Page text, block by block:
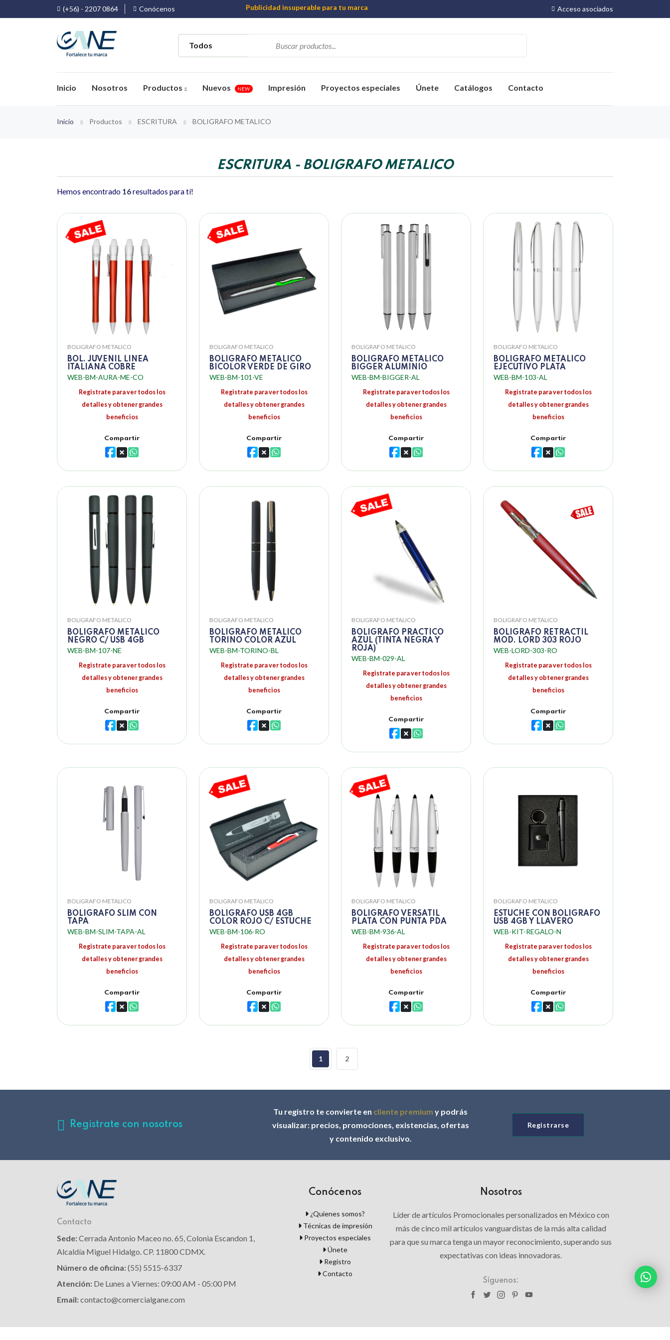
(+56) - 2207 0864 Conócenos
Publicidad insuperable para tu marca
Más de 1000 Artículos promocionales
Acceso asociados
Inicio Nosotros Productos Nuevos NEW Impresión Proyectos especiales Únete Catálogos Contacto
Inicio Productos ESCRITURA BOLIGRAFO METALICO
ESCRITURA - BOLIGRAFO METALICO
Hemos encontrado 16resultados para tí!
BOLIGRAFO METALICO
BOL. JUVENIL LINEA
ITALIANA COBRE
WEB-BM-AURA-ME-CO
Registrate para ver todos los
detalles y obtener grandes
beneficios
Compartir
BOLIGRAFO METALICO
BOLIGRAFO METALICO
BICOLOR VERDE DE GIRO
WEB-BM-101-VE
Registrate para ver todos los
detalles y obtener grandes
beneficios
Compartir
BOLIGRAFO METALICO
BOLIGRAFO METALICO
BIGGER ALUMINIO
WEB-BM-BIGGER-AL
Registrate para ver todos los
detalles y obtener grandes
beneficios
Compartir
BOLIGRAFO METALICO
BOLIGRAFO METALICO
EJECUTIVO PLATA
WEB-BM-103-AL
Registrate para ver todos los
detalles y obtener grandes
beneficios
Compartir
BOLIGRAFO METALICO
BOLIGRAFO METALICO
NEGRO C/ USB 4GB
WEB-BM-107-NE
Registrate para ver todos los
detalles y obtener grandes
beneficios
Compartir
BOLIGRAFO METALICO
BOLIGRAFO METALICO
TORINO COLOR AZUL
WEB-BM-TORINO-BL
Registrate para ver todos los
detalles y obtener grandes
beneficios
Compartir
BOLIGRAFO METALICO
BOLIGRAFO PRACTICO
AZUL (TINTA NEGRA Y
ROJA)
WEB-BM-029-AL
Registrate para ver todos los
detalles y obtener grandes
beneficios
Compartir
BOLIGRAFO METALICO
BOLIGRAFO RETRACTIL
MOD. LORD 303 ROJO
WEB-LORD-303-RO
Registrate para ver todos los
detalles y obtener grandes
beneficios
Compartir
BOLIGRAFO METALICO
BOLIGRAFO SLIM CON
TAPA
WEB-BM-SLIM-TAPA-AL
Registrate para ver todos los
detalles y obtener grandes
beneficios
Compartir
BOLIGRAFO METALICO
BOLIGRAFO USB 4GB
COLOR ROJO C/ ESTUCHE
WEB-BM-106-RO
Registrate para ver todos los
detalles y obtener grandes
beneficios
Compartir
BOLIGRAFO METALICO
BOLIGRAFO VERSATIL
PLATA CON PUNTA PDA
WEB-BM-936-AL
Registrate para ver todos los
detalles y obtener grandes
beneficios
Compartir
BOLIGRAFO METALICO
ESTUCHE CON BOLIGRAFO
USB 4GB Y LLAVERO
WEB-KIT-REGALO-N
Registrate para ver todos los
detalles y obtener grandes
beneficios
Compartir
1 2
Registrate con nosotros
Tu registro te convierte en cliente premium y podrás
visualizar: precios, promociones, existencias, ofertas
y contenido exclusivo.
Registrarse
Contacto
Sede:Cerrada Antonio Maceo no. 65, Colonia Escandon 1,
Alcaldía Miguel Hidalgo. CP. 11800 CDMX.
Número de oficina:(55) 5515-6337
Atención: De Lunes a Viernes: 09:00 AM - 05:00 PM
Email:contacto@comercialgane.com
Conócenos
¿Quienes somos?
Técnicas de impresión
Proyectos especiales
Únete
Registro
Contacto
Nosotros
Líder de artículos Promocionales personalizados en México con
más de cinco mil artículos vanguardistas de la más alta calidad
para que su marca tenga un mayor reconocimiento, superando sus
expectativas con ideas innovadoras.
Síguenos: